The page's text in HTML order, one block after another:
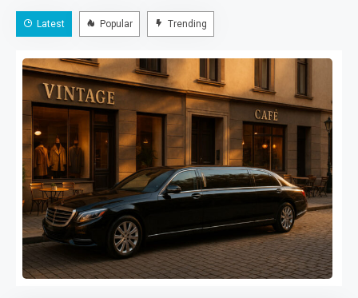
und maximalen Komfort zu einem Erlebnis, das sich wie
ein kleiner City-Retreat anfühlt. 1) Sanfter Start:
Frühstück im Café von Konsumreform Beginnen…
Latest Popular Trending